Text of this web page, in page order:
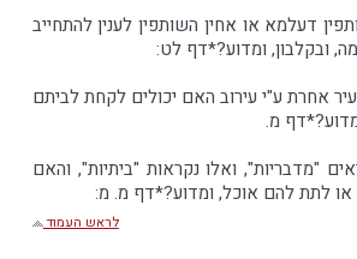
דעלמא או אחין השותפין לענין להתחייב
ובקלבון, ומדוע?*דף לט:
אחרת ע"י עירוב האם יכולים לקחת לביתם
מ.
"מדבריות", ואלו נקראות "ביתיות", והאם
או לתת להם אוכל, ומדוע?*דף מ. מ:
לראש העמוד